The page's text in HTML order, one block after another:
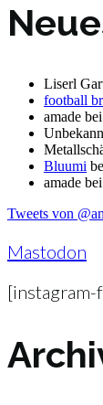
Liserl
football
amade bei
Bluumi
amade bei
Tweets von
Mastodon
[instagram-